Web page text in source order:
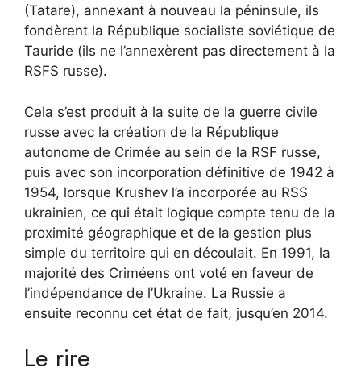
(Tatare), annexant à nouveau la péninsule, ils
fondèrent la République socialiste soviétique de
Tauride (ils ne l’annexèrent pas directement à la
RSFS russe).
Cela s’est produit à la suite de la guerre civile
russe avec la création de la République
autonome de Crimée au sein de la RSF russe,
puis avec son incorporation définitive de 1942 à
1954, lorsque Krushev l’a incorporée au RSS
ukrainien, ce qui était logique compte tenu de la
proximité géographique et de la gestion plus
simple du territoire qui en découlait. En 1991, la
majorité des Criméens ont voté en faveur de
l’indépendance de l’Ukraine. La Russie a
ensuite reconnu cet état de fait, jusqu’en 2014.
Le rire